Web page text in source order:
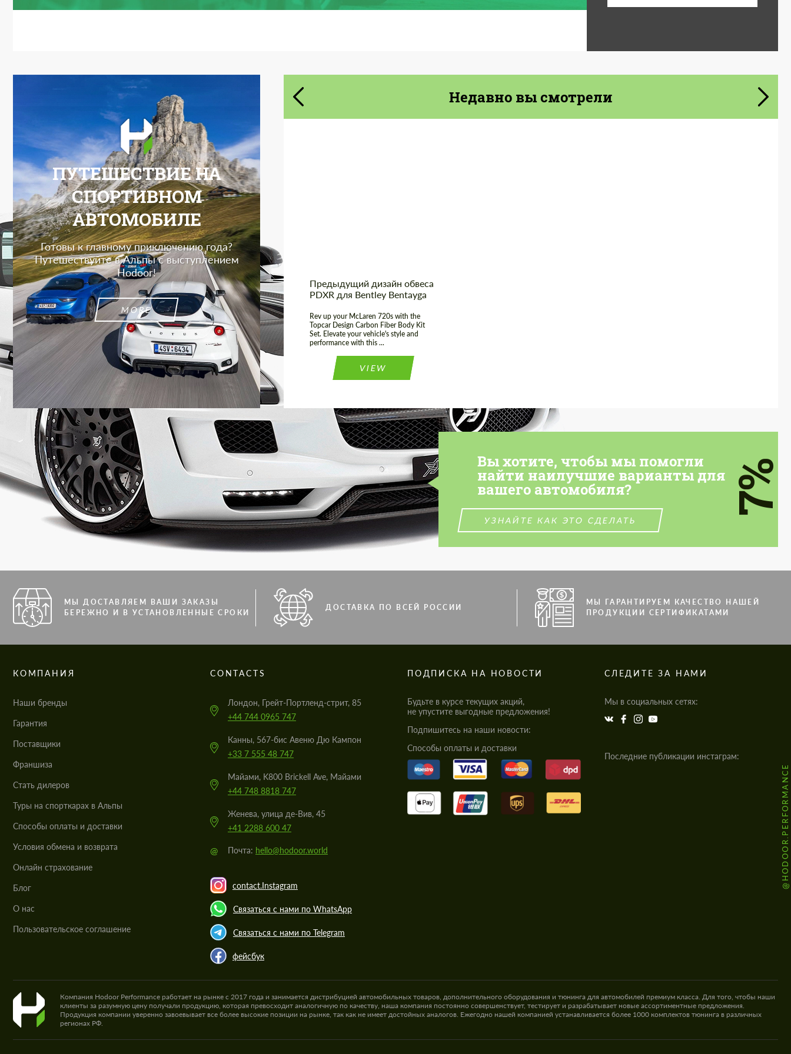
ПУТЕШЕСТВИЕ НА
СПОРТИВНОМ
АВТОМОБИЛЕ
Готовы к главному приключению года?
Путешествуйте в Альпы с выступлением
Hodoor!
MORE
Недавно вы смотрели
Предыдущий дизайн обвеса
PDXR для Bentley Bentayga
Rev up your McLaren 720s with the
Topcar Design Carbon Fiber Body Kit
Set. Elevate your vehicle's style and
performance with this ...
VIEW
Вы хотите, чтобы мы помогли
найти наилучшие варианты для
вашего автомобиля?
УЗНАЙТЕ КАК ЭТО СДЕЛАТЬ
7%
МЫ ДОСТАВЛЯЕМ ВАШИ ЗАКАЗЫ
БЕРЕЖНО И В УСТАНОВЛЕННЫЕ СРОКИ
ДОСТАВКА ПО ВСЕЙ РОССИИ
МЫ ГАРАНТИРУЕМ КАЧЕСТВО НАШЕЙ
ПРОДУКЦИИ СЕРТИФИКАТАМИ
КОМПАНИЯ
Наши бренды
Гарантия
Поставщики
Франшиза
Стать дилеров
Туры на спорткарах в Альпы
Cпособы оплаты и доставки
Условия обмена и возврата
Онлайн страхование
Блог
О нас
Пользовательское соглашение
CONTACTS
Лондон, Грейт-Портленд-стрит, 85
+44 744 0965 747
Канны, 567-бис Авеню Дю Кампон
+33 7 555 48 747
Майами, K800 Brickell Ave, Майами
+44 748 8818 747
Женева, улица де-Вив, 45
+41 2288 600 47
@ Почта: hello@hodoor.world
contact.Instagram
Связаться с нами по WhatsApp
Связаться с нами по Telegram
фейсбук
ПОДПИСКА НА НОВОСТИ
Будьте в курсе текущих акций,
не упустите выгодные предложения!
Подпишитесь на наши новости:
Cпособы оплаты и доставки
СЛЕДИТЕ ЗА НАМИ
Мы в социальных сетях:
Последние публикации инстаграм:
@HODOOR.PERFORMANCE
Компания Hodoor Performance работает на рынке с 2017 года и занимается дистрибуцией автомобильных товаров, дополнительного оборудования и тюнинга для автомобилей премиум класса. Для того, чтобы наши
клиенты за разумную цену получали продукцию, которая превосходит аналогичную по качеству, наша компания постоянно совершенствует, тестирует и разрабатывает новые ассортиментные предложения.
Продукция компании уверенно завоевывает все более высокие позиции на рынке, так как не имеет достойных аналогов. Ежегодно нашей компанией устанавливается более 1000 комплектов тюнинга в различных
регионах РФ.